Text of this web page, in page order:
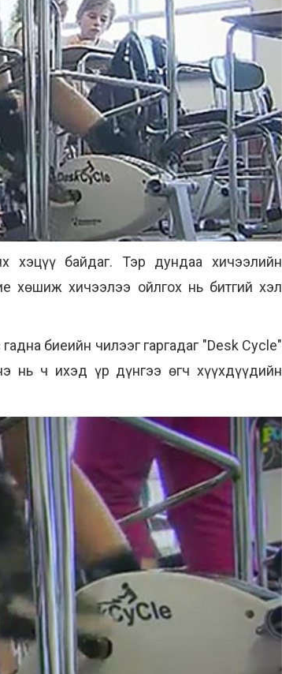
хэцүү байдаг. Тэр дундаа хичээлийн
хөшиж хичээлээ ойлгох нь битгий хэл
биеийн чилээг гаргадаг "Desk Cycle"
нь ч ихэд үр дүнгээ өгч хүүхдүүдийн